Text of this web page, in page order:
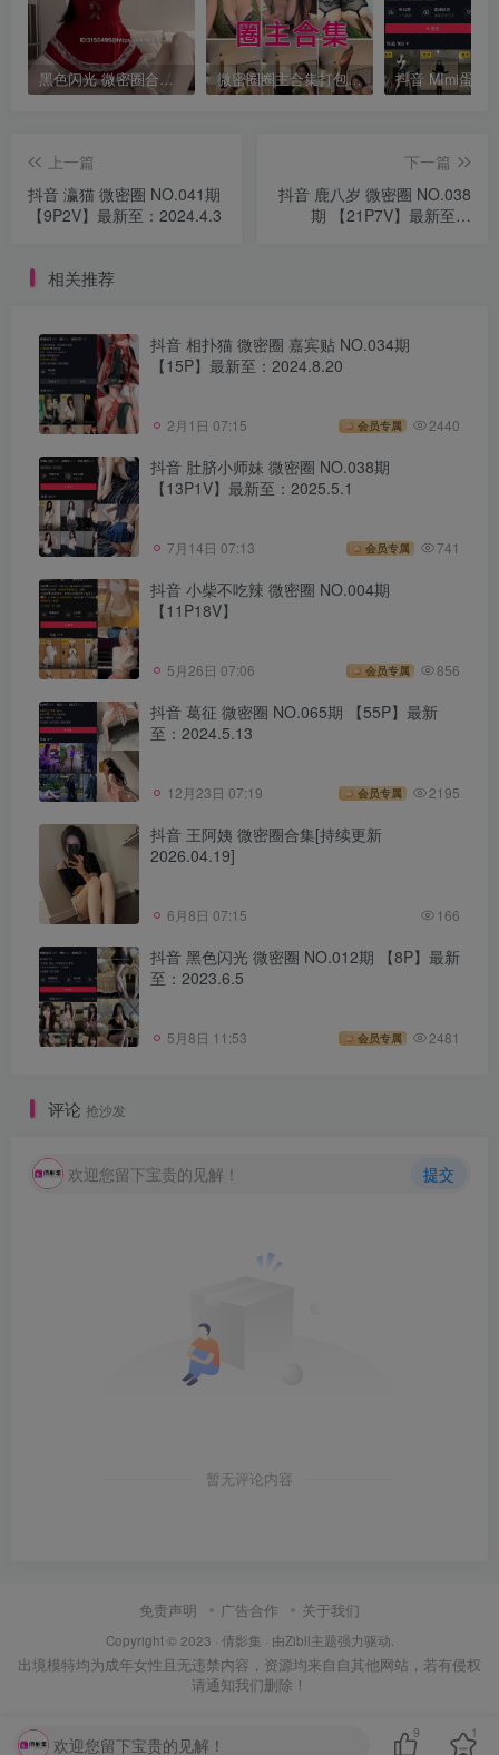
黑色闪光 微密圈合集[持续更新] 微密圈圈主合集打包下载 持续更新中
上一篇
抖音 瀛猫 微密圈 NO.041期
【9P2V】最新至：2024.4.3
下一篇
抖音 鹿八岁 微密圈 NO.038
期 【21P7V】最新至：
相关推荐
抖音 相扑猫 微密圈 嘉宾贴 NO.034期
【15P】最新至：2024.8.20
2月1日 07:15 会员专属 2440
抖音 肚脐小师妹 微密圈 NO.038期
【13P1V】最新至：2025.5.1
7月14日 07:13 会员专属 741
抖音 小柴不吃辣 微密圈 NO.004期
【11P18V】
5月26日 07:06 会员专属 856
抖音 葛征 微密圈 NO.065期 【55P】最新
至：2024.5.13
12月23日 07:19 会员专属 2195
抖音 王阿姨 微密圈合集[持续更新
2026.04.19]
6月8日 07:15 166
抖音 黑色闪光 微密圈 NO.012期 【8P】最新
至：2023.6.5
5月8日 11:53 会员专属 2481
评论 抢沙发
欢迎您留下宝贵的见解！ 提交
暂无评论内容
免责声明 广告合作 关于我们
Copyright © 2023 · 倩影集 · 由Zibll主题强力驱动.
出境模特均为成年女性且无违禁内容，资源均来自自其他网站，若有侵权
请通知我们删除！
欢迎您留下宝贵的见解！
9 1